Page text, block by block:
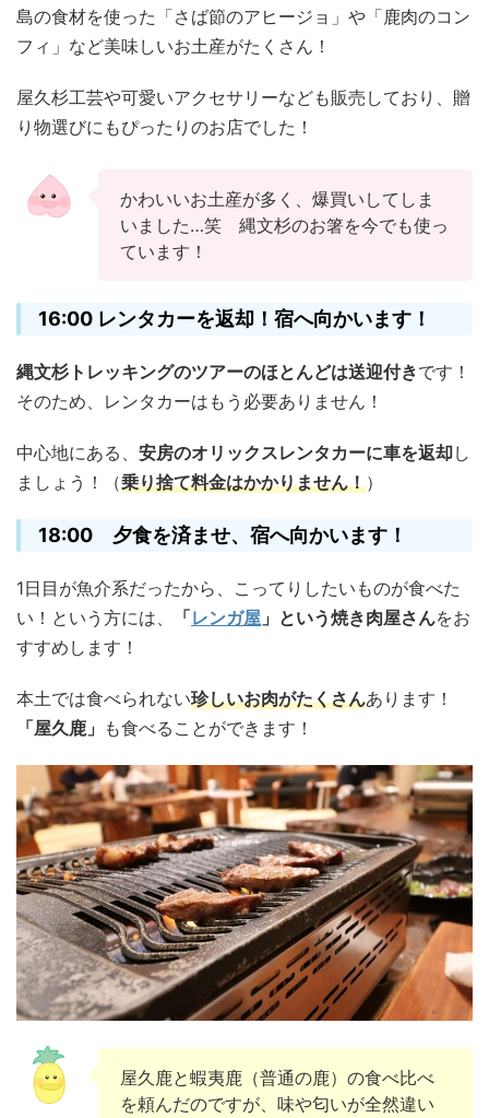
島の食材を使った「さば節のアヒージョ」や「鹿肉のコン
フィ」など美味しいお土産がたくさん！
屋久杉工芸や可愛いアクセサリーなども販売しており、贈
り物選びにもぴったりのお店でした！
かわいいお土産が多く、爆買いしてしま
いました…笑 縄文杉のお箸を今でも使っ
ています！
16:00 レンタカーを返却！宿へ向かいます！
縄文杉トレッキングのツアーのほとんどは送迎付きです！
そのため、レンタカーはもう必要ありません！
中心地にある、 安房のオリックスレンタカーに車を返却し
ましょう！（乗り捨て料金はかかりません！）
18:00 夕食を済ませ、宿へ向かいます！
1日目が魚介系だったから、こってりしたいものが食べた
い！という方には、
「レンガ屋 」という焼き肉屋さんをお
すすめします！
本土では食べられない珍しいお肉がたくさんあります！
「屋久鹿」 も食べることができます！
屋久鹿と蝦夷鹿（普通の鹿）の食べ比べ
を頼んだのですが、味や匂いが全然違い